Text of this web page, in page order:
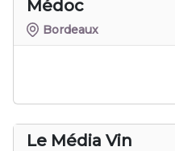
Médoc
Bordeaux
Le Média Vin